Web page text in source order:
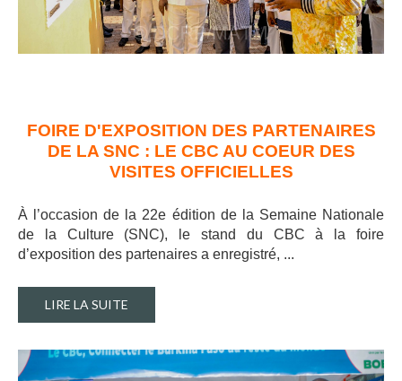
FOIRE D'EXPOSITION DES PARTENAIRES
DE LA SNC : LE CBC AU COEUR DES
VISITES OFFICIELLES
À l’occasion de la 22e édition de la Semaine Nationale
de la Culture (SNC), le stand du CBC à la foire
d’exposition des partenaires a enregistré, ...
LIRE LA SUITE